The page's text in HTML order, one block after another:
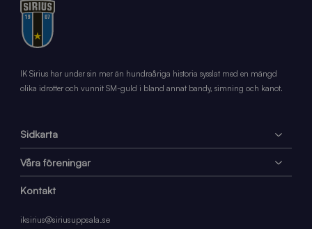
IK Sirius har under sin mer än hundraåriga historia sysslat med en mängd
olika idrotter och vunnit SM-guld i bland annat bandy, simning och kanot.
Sidkarta
Våra föreningar
Kontakt
iksirius@siriusuppsala.se